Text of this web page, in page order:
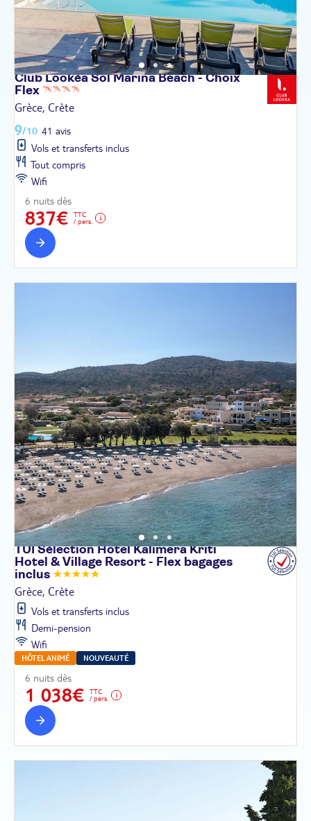
Club Lookéa Sol Marina Beach - Choix
Flex
Grèce, Crète
9/10 41 avis
Vols et transferts inclus
Tout compris
Wifi
6 nuits dès
837€
TTC
/ pers.
TUI Sélection Hôtel Kalimera Kriti
Hotel & Village Resort - Flex bagages
inclus
Grèce, Crète
Vols et transferts inclus
Demi-pension
Wifi
HÔTEL ANIMÉ NOUVEAUTÉ
6 nuits dès
1 038€
TTC
/ pers.